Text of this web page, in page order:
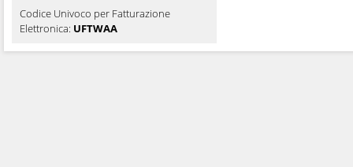
Codice Univoco per Fatturazione
Elettronica: UFTWAA